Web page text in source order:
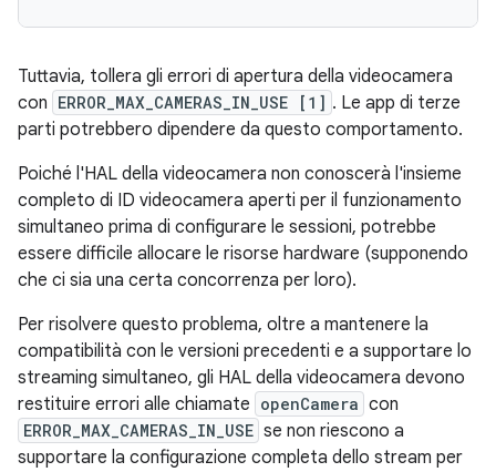
Tuttavia, tollera gli errori di apertura della videocamera
con ERROR_MAX_CAMERAS_IN_USE [1] . Le app di terze
parti potrebbero dipendere da questo comportamento.
Poiché l'HAL della videocamera non conoscerà l'insieme
completo di ID videocamera aperti per il funzionamento
simultaneo prima di configurare le sessioni, potrebbe
essere difficile allocare le risorse hardware (supponendo
che ci sia una certa concorrenza per loro).
Per risolvere questo problema, oltre a mantenere la
compatibilità con le versioni precedenti e a supportare lo
streaming simultaneo, gli HAL della videocamera devono
restituire errori alle chiamate openCamera con
ERROR_MAX_CAMERAS_IN_USE se non riescono a
supportare la configurazione completa dello stream per